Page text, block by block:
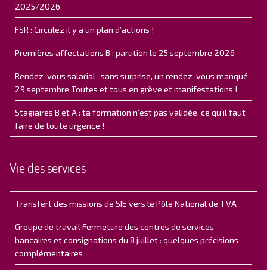
2025/2026
FSR : Circulez il y a un plan d’actions !
Premières affectations B : parution le 25 septembre 2026
Rendez-vous salarial : sans surprise, un rendez-vous manqué.
29 septembre Toutes et tous en grève et manifestations !
Stagiaires B et A : ta formation n'est pas validée, ce qu'il faut
faire de toute urgence !
Vie des services
Transfert des missions de SIE vers le Pôle National de TVA
Groupe de travail Fermeture des centres de services
bancaires et consignations du 8 juillet : quelques précisions
complémentaires